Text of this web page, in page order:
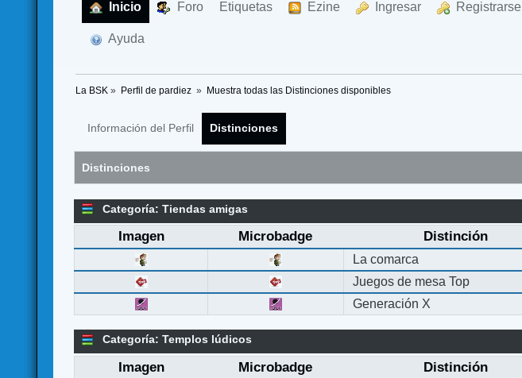
Inicio Foro Etiquetas Ezine Ingresar Registrarse
Ayuda
La BSK » Perfil de pardiez » Muestra todas las Distinciones disponibles
Información del Perfil Distinciones
Distinciones
Categoría: Tiendas amigas
Imagen Microbadge Distinción
La comarca
Juegos de mesa Top
Generación X
Categoría: Templos lúdicos
Imagen Microbadge Distinción